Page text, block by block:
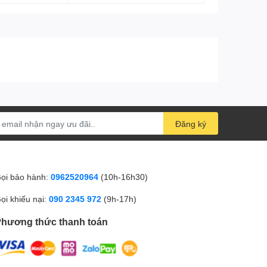
Điện năng tiêu
thụ
hình)
Chế độ tắt: 0,3 W (điển hình)
Chỉ báo đèn LED nguồn
Pivot: -/+ 90 độ
Nghiêng: -5/20 độ
Có chân đế: 614 x 549 x 212
Đăng ký
bảo hành: 0962520964 (10h-16h30)
khiếu nại: 090 2345 972 (9h-17h)
thức thanh toán